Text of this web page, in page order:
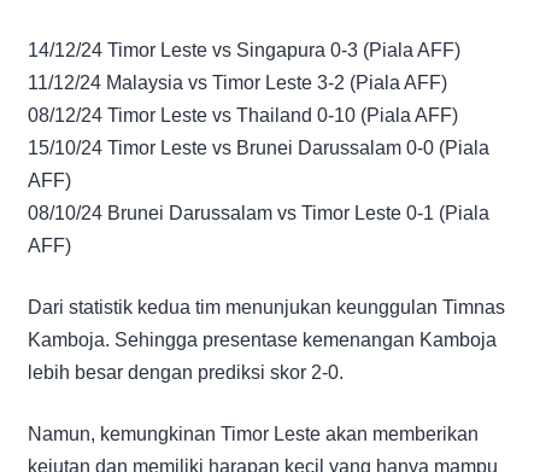
14/12/24 Timor Leste vs Singapura 0-3 (Piala AFF)
11/12/24 Malaysia vs Timor Leste 3-2 (Piala AFF)
08/12/24 Timor Leste vs Thailand 0-10 (Piala AFF)
15/10/24 Timor Leste vs Brunei Darussalam 0-0 (Piala
AFF)
08/10/24 Brunei Darussalam vs Timor Leste 0-1 (Piala
AFF)
Dari statistik kedua tim menunjukan keunggulan Timnas
Kamboja. Sehingga presentase kemenangan Kamboja
lebih besar dengan prediksi skor 2-0.
Namun, kemungkinan Timor Leste akan memberikan
kejutan dan memiliki harapan kecil yang hanya mampu